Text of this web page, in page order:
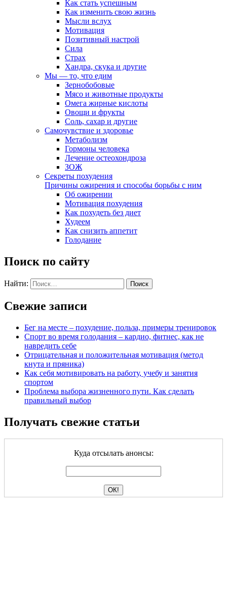
Как стать успешным
Как изменить свою жизнь
Мысли вслух
Мотивация
Позитивный настрой
Сила
Страх
Хандра, скука и другие
Мы — то, что едим
Зернобобовые
Мясо и животные продукты
Омега жирные кислоты
Овощи и фрукты
Соль, сахар и другие
Самочувствие и здоровье
Метаболизм
Гормоны человека
Лечение остеохондроза
ЗОЖ
Секреты похудения
Причины ожирения и способы борьбы с ним
Об ожирении
Мотивация похудения
Как похудеть без диет
Худеем
Как снизить аппетит
Голодание
Поиск по сайту
Найти:
Свежие записи
Бег на месте – похудение, польза, примеры тренировок
Спорт во время голодания – кардио, фитнес, как не
навредить себе
Отрицательная и положительная мотивация (метод
кнута и пряника)
Как себя мотивировать на работу, учебу и занятия
спортом
Проблема выбора жизненного пути. Как сделать
правильный выбор
Получать свежие статьи
Куда отсылать анонсы: